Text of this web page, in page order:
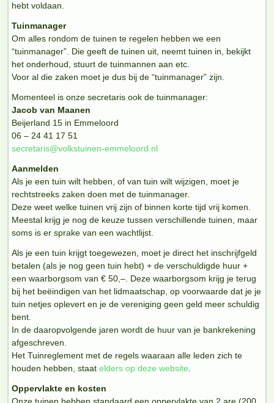
hebt voldaan.
Tuinmanager
Om alles rondom de tuinen te regelen hebben we een
“tuinmanager”. Die geeft de tuinen uit, neemt tuinen in, bekijkt
het onderhoud, stuurt de tuinmannen aan etc.
Voor al die zaken moet je dus bij de “tuinmanager” zijn.
Momenteel is onze secretaris ook de tuinmanager:
Jacob van Maanen
Beijerland 15 in Emmeloord
06 – 24 41 17 51
secretaris@volkstuinen-emmeloord.nl
Aanmelden
Als je een tuin wilt hebben, of van tuin wilt wijzigen, moet je
rechtstreeks zaken doen met de tuinmanager.
Deze weet welke tuinen vrij zijn of binnen korte tijd vrij komen.
Meestal krijg je nog de keuze tussen verschillende tuinen, maar
soms is er sprake van een wachtlijst.
Als je een tuin krijgt toegewezen, moet je direct het inschrijfgeld
betalen (als je nog geen tuin hebt) + de verschuldigde huur +
een waarborgsom van € 50,–. Deze waarborgsom krijg je terug
bij het beëindigen van het lidmaatschap, op voorwaarde dat je je
tuin netjes oplevert en je de vereniging geen geld meer schuldig
bent.
In de daaropvolgende jaren wordt de huur van je bankrekening
afgeschreven.
Het Tuinreglement met de regels waaraan alle leden zich te
houden hebben, staatelders op deze website.
Oppervlakte en kosten